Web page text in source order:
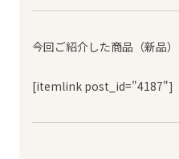
今回ご紹介した商品（新品
[itemlink post_id="4187"]